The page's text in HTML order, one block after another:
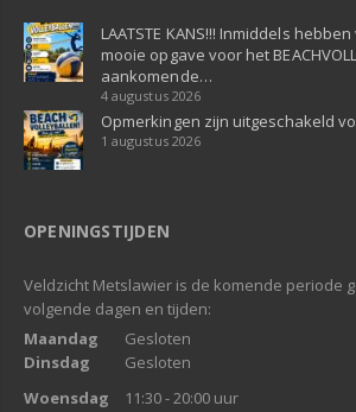
LAATSTE KANS!!! Inmiddels
mooie opgave voor het
aankomende…
4 augustus 2026
Opmerkingen zijn uitgeschakeld
1 augustus 2026
OPENINGSTIJDEN
Veldzicht Metslawier is de komende periode
volgende dagen en tijden:
Maandag
Gesloten
Dinsdag
Gesloten
Woensdag
11:30 - 20:00 uur